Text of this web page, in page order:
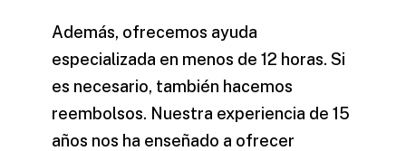
Además, ofrecemos ayuda
especializada en menos de 12 horas. Si
es necesario, también hacemos
reembolsos. Nuestra experiencia de 15
años nos ha enseñado a ofrecer